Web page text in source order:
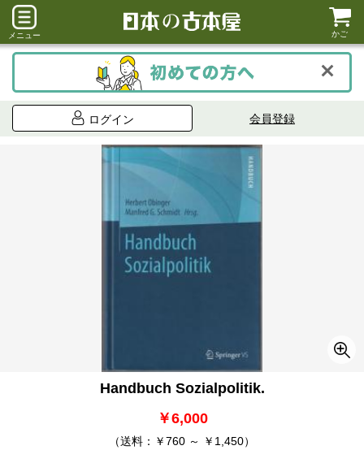
メニュー かご
ログイン 会員登録
Handbuch Sozialpolitik.
￥6,000
（送料：￥760 ～ ￥1,450）